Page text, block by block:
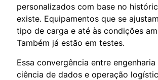
personalizados com base no
existe. Equipamentos que se
tipo de carga e até às condições
Também já estão em testes.
Essa convergência entre
ciência de dados e operação